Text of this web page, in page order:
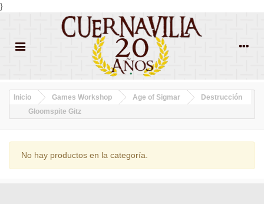
}
Inicio Games Workshop Age of Sigmar
Destrucción
Gloomspite Gitz
No hay productos en la categoría.